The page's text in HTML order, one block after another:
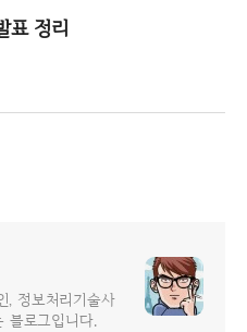
표 정리
, 정보처리기술사
블로그입니다.